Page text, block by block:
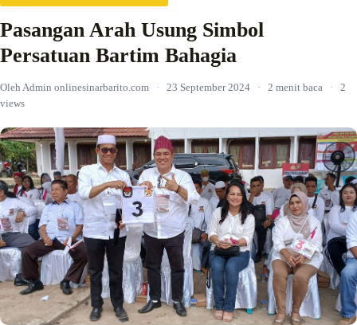
Pasangan Arah Usung Simbol
Persatuan Bartim Bahagia
Oleh Admin onlinesinarbarito.com · 23 September 2024 · 2 menit baca ·
2
views